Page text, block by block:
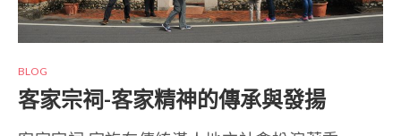
BLOG
客家宗祠-客家精神的傳承與發揚